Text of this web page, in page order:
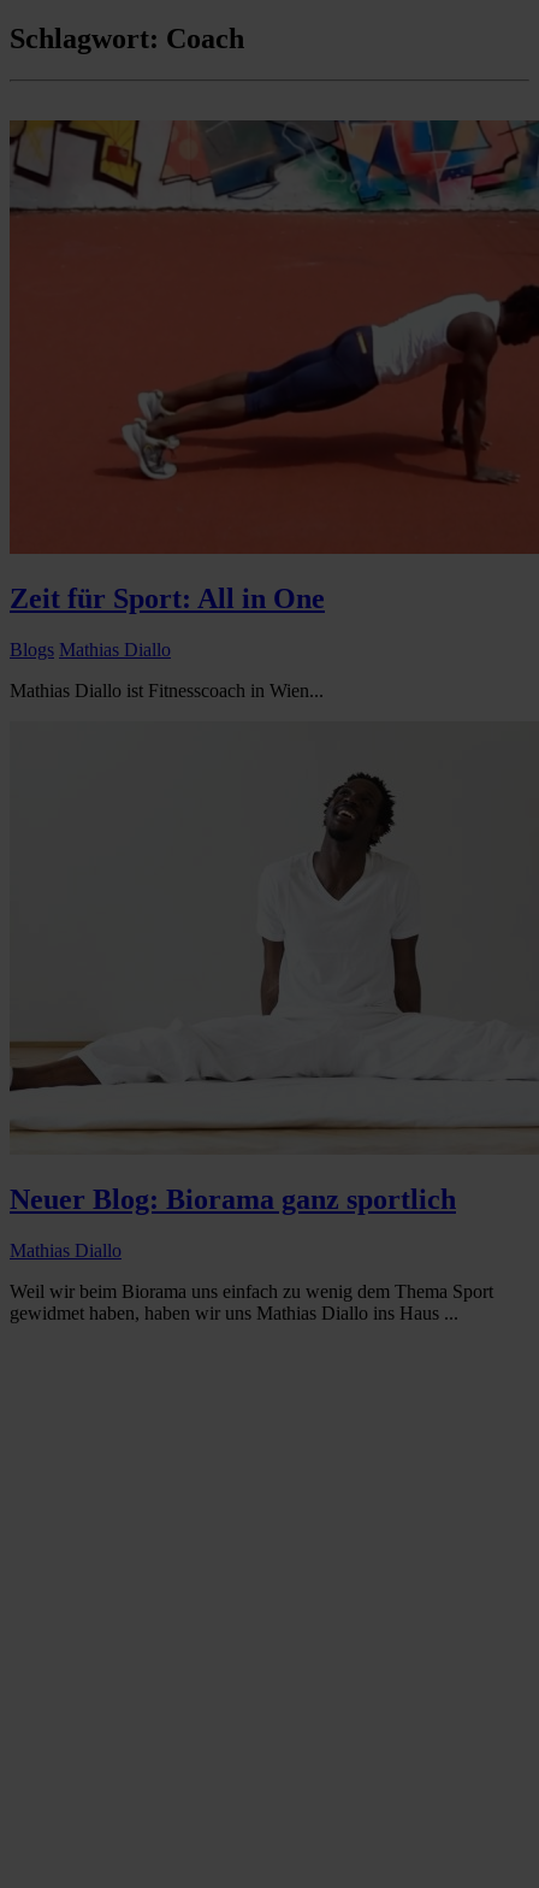
Schlagwort: Coach
Zeit für Sport: All in One
Blogs Mathias Diallo
Mathias Diallo ist Fitnesscoach in Wien...
Neuer Blog: Biorama ganz sportlich
Mathias Diallo
Weil wir beim Biorama uns einfach zu wenig dem Thema Sport
gewidmet haben, haben wir uns Mathias Diallo ins Haus ...